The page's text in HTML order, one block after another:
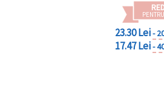
23.30 Lei-
17.47 Lei-